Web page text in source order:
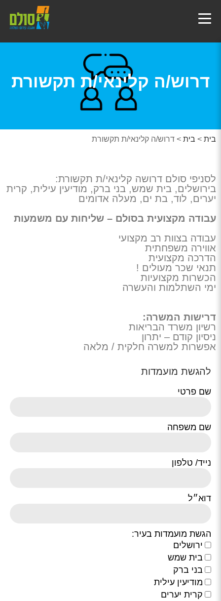
דרוש/ה קלינאי/ת תקשורת
בית > בית > דרוש/ה קלינאי/ת תקשורת
לסניפי סולם דרושה קלינאי/ת תקשורת:
בירושלים, בית שמש, בני ברק, מודיעין עילית, קרית
יערים, לוד, בת ים, מעלה אדומים
עבודה מקצועית בסולם – שליחות עם משמעות
עבודה בצוות רב מקצועי
אווירה משפחתית
הדרכה מקצועית
תנאי שכר מעולים !
הכשרות מקצועיות
ימי השתלמות והעשרה
דרישות המשרה:
רשיון משרד הבריאות
ניסיון קודם – יתרון
אפשרות למשרה חלקית / מלאה
להגשת מועמדות
שם פרטי
שם משפחה
נייד/ טלפון
דוא״ל
הגשת מועמדות בעיר:
ירושלים
בית שמש
בני ברק
מודיעין עילית
קרית יערים